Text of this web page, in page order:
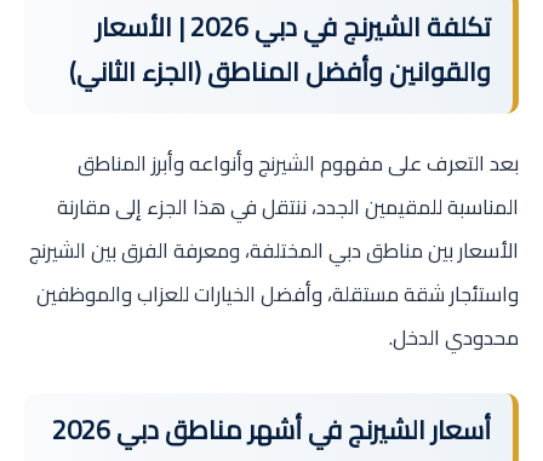
تكلفة الشيرنج في دبي 2026 | الأسعار
والقوانين وأفضل المناطق (الجزء الثاني)
بعد التعرف على مفهوم الشيرنج وأنواعه وأبرز المناطق
المناسبة للمقيمين الجدد، ننتقل في هذا الجزء إلى مقارنة
الأسعار بين مناطق دبي المختلفة، ومعرفة الفرق بين الشيرنج
واستئجار شقة مستقلة، وأفضل الخيارات للعزاب والموظفين
محدودي الدخل.
أسعار الشيرنج في أشهر مناطق دبي 2026